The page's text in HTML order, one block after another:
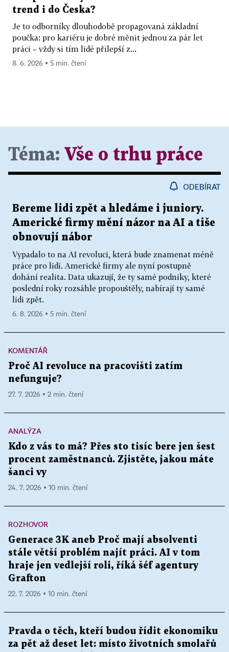
trend i do Česka?
Je to odborníky dlouhodobě propagovaná základní
poučka: pro kariéru je dobré měnit jednou za pár let
práci – vždy si tím lidé přilepší z...
8. 6. 2026 ▪ 5 min. čtení
Téma: Vše o trhu práce
ODEBÍRAT
Bereme lidi zpět a hledáme i juniory.
Americké firmy mění názor na AI a tiše
obnovují nábor
Vypadalo to na AI revoluci, která bude znamenat méně
práce pro lidi. Americké firmy ale nyní postupně
dohání realita. Data ukazují, že ty samé podniky, které
poslední roky rozsáhle propouštěly, nabírají ty samé
lidi zpět.
6. 8. 2026 ▪ 5 min. čtení
KOMENTÁŘ
Proč AI revoluce na pracovišti zatím
nefunguje?
27. 7. 2026 ▪ 2 min. čtení
ANALÝZA
Kdo z vás to má? Přes sto tisíc bere jen šest
procent zaměstnanců. Zjistěte, jakou máte
šanci vy
24. 7. 2026 ▪ 10 min. čtení
ROZHOVOR
Generace 3K aneb Proč mají absolventi
stále větší problém najít práci. AI v tom
hraje jen vedlejší roli, říká šéf agentury
Grafton
22. 7. 2026 ▪ 10 min. čtení
Pravda o těch, kteří budou řídit ekonomiku
za pět až deset let: místo životních smolařů